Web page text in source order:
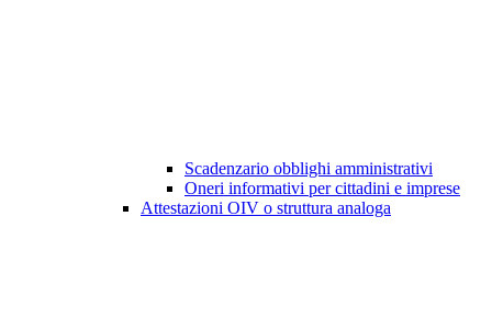
Scadenzario obblighi amministrativi
Oneri informativi per cittadini e imprese
Attestazioni OIV o struttura analoga